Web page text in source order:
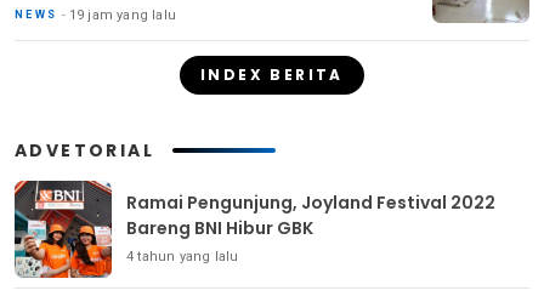
NEWS 19 jam yang lalu
INDEX BERITA
ADVETORIAL
Ramai Pengunjung, Joyland Festival 2022
Bareng BNI Hibur GBK
4 tahun yang lalu